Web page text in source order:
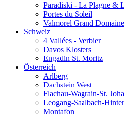
Paradiski - La Plagne &
Portes du Soleil
Valmorel Grand Domaine
Schweiz
4 Vallées - Verbier
Davos Klosters
Engadin St. Moritz
Österreich
Arlberg
Dachstein West
Flachau-Wagrain-St.
Leogang-Saalbach-
Montafon